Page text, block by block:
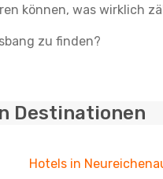
können, was wirklich
zu finden?
Destinationen
Hotels in